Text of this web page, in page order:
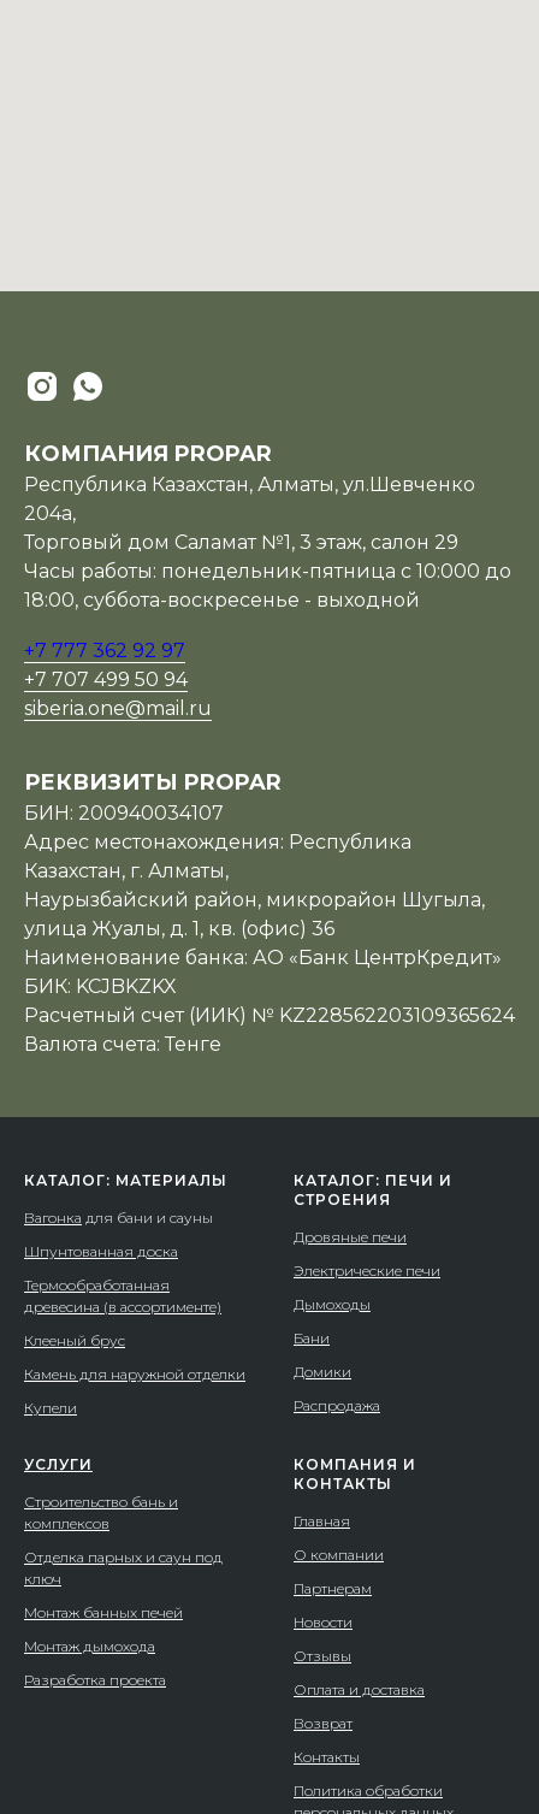
КОМПАНИЯ PROPAR
Республика Казахстан, Алматы, ул.Шевченко
204а,
Торговый дом Саламат №1, 3 этаж, салон 29
Часы работы: понедельник-пятница с 10:000 до
18:00, суббота-воскресенье - выходной
+7 777 362 92 97
+7 707 499 50 94
siberia.one@mail.ru
РЕКВИЗИТЫ PROPAR
БИН: 200940034107
Адрес местонахождения: Республика
Казахстан, г. Алматы,
Наурызбайский район, микрорайон Шугыла,
улица Жуалы, д. 1, кв. (офис) 36
Наименование банка: АО «Банк ЦентрКредит»
БИК: KCJBKZKX
Расчетный счет (ИИК) № KZ228562203109365624
Валюта счета: Тенге
КАТАЛОГ: МАТЕРИАЛЫ
Вагонка для бани и сауны
Шпунтованная доска
Термообработанная
древесина (в ассортименте)
Клееный брус
Камень для наружной отделки
Купели
КАТАЛОГ: ПЕЧИ И
СТРОЕНИЯ
Дровяные печи
Электрические печи
Дымоходы
Бани
Домики
Распродажа
УСЛУГИ
Строительство бань и
комплексов
Отделка парных и саун под
ключ
Монтаж банных печей
Монтаж дымохода
Разработка проекта
КОМПАНИЯ И
КОНТАКТЫ
Главная
О компании
Партнерам
Новости
Отзывы
Оплата и доставка
Возврат
Контакты
Политика обработки